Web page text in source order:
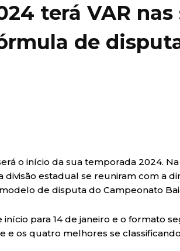
terá VAR
de
o início da sua temporada 2024.
divisão estadual se reuniram com a
de disputa do Campeonato
início para 14 de janeiro e o formato
e os quatro melhores se